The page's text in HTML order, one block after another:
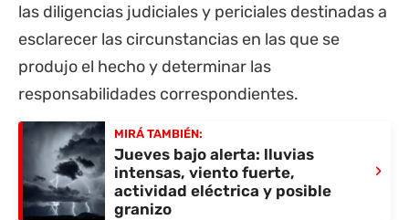
las diligencias judiciales y periciales destinadas a
esclarecer las circunstancias en las que se
produjo el hecho y determinar las
responsabilidades correspondientes.
MIRÁ TAMBIÉN:
Jueves bajo alerta: lluvias
intensas, viento fuerte,
actividad eléctrica y posible
granizo
›